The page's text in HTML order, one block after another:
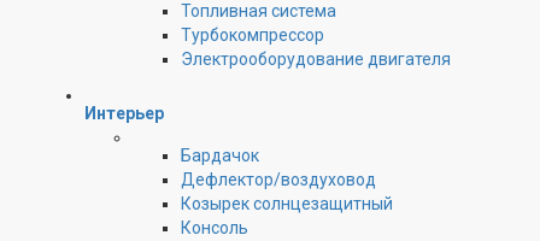
Топливная система
Турбокомпрессор
Электрооборудование двигателя
Интерьер
Бардачок
Дефлектор/воздуховод
Козырек солнцезащитный
Консоль